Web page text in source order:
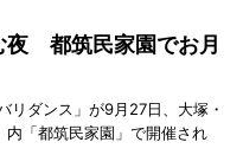
夜 都筑民家園でお月
リダンス」が9月27日、大塚・
内「都筑民家園」で開催され